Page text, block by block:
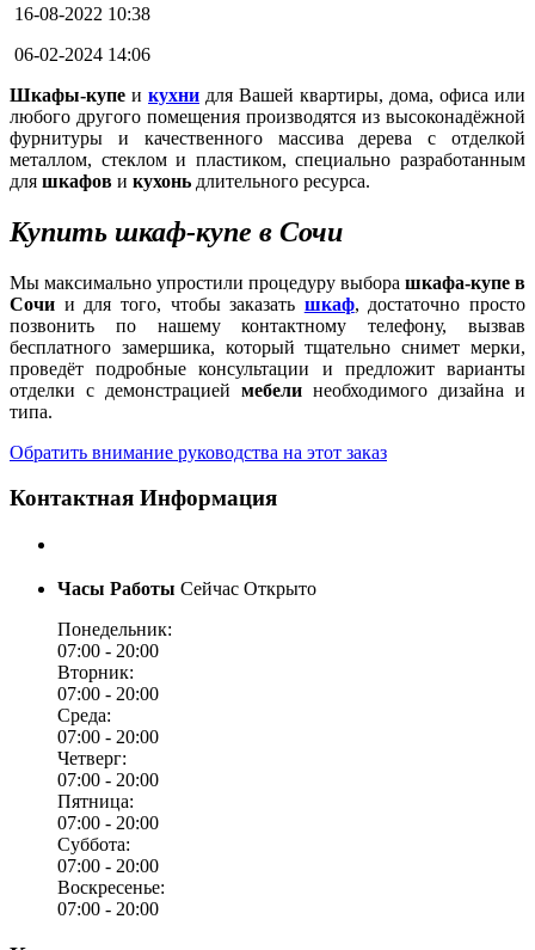
16-08-2022 10:38
06-02-2024 14:06
Шкафы-купе и кухни для Вашей квартиры, дома, офиса или
любого другого помещения производятся из высоконадёжной
фурнитуры и качественного массива дерева с отделкой
металлом, стеклом и пластиком, специально разработанным
для шкафов и кухонь длительного ресурса.
Купить шкаф-купе в Сочи
Мы максимально упростили процедуру выбора шкафа-купе в
Сочи и для того, чтобы заказать шкаф, достаточно просто
позвонить по нашему контактному телефону, вызвав
бесплатного замершика, который тщательно снимет мерки,
проведёт подробные консультации и предложит варианты
отделки с демонстрацией мебели необходимого дизайна и
типа.
Обратить внимание руководства на этот заказ
Контактная Информация
Часы Работы Сейчас Открыто
Понедельник:
07:00 - 20:00
Вторник:
07:00 - 20:00
Среда:
07:00 - 20:00
Четверг:
07:00 - 20:00
Пятница:
07:00 - 20:00
Суббота:
07:00 - 20:00
Воскресенье:
07:00 - 20:00